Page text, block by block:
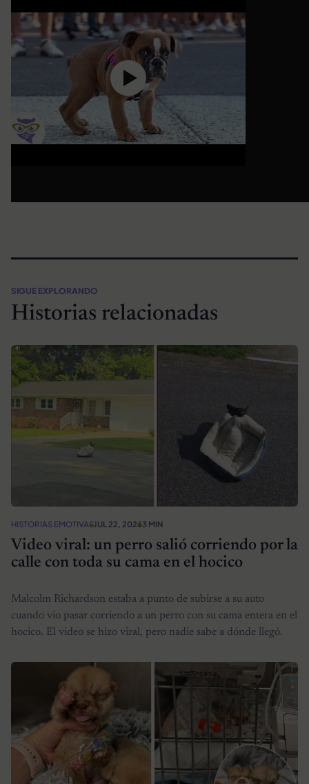
SIGUE EXPLORANDO
Historias relacionadas
HISTORIAS EMOTIVASJUL 22, 20263 MIN
Video viral: un perro salió corriendo por la
calle con toda su cama en el hocico
Malcolm Richardson estaba a punto de subirse a su auto
cuando vio pasar corriendo a un perro con su cama entera en el
hocico. El video se hizo viral, pero nadie sabe a dónde llegó.